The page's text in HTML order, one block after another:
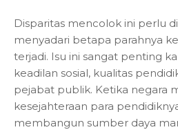
Disparitas mencolok ini perlu
menyadari betapa parahnya
terjadi. Isu ini sangat penting
keadilan sosial, kualitas
pejabat publik. Ketika negara
kesejahteraan para
membangun sumber daya